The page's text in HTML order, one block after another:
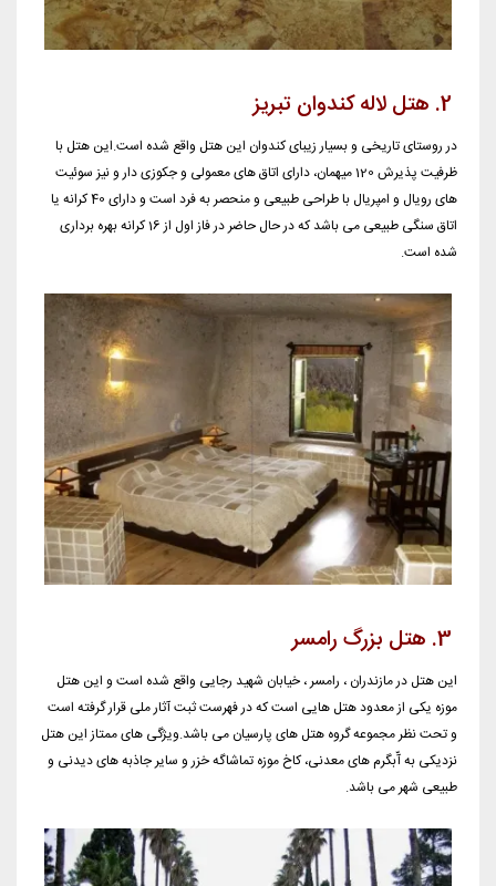
در روستای تاریخی و بسیار زیبای کندوان این هتل واقع شده است.این هتل با
ظرفیت پذیرش 120 میهمان، دارای اتاق های معمولی و جکوزی دار و نیز سوئیت
های رویال و امپریال با طراحی طبیعی و منحصر به فرد است و دارای 40 کرانه یا
اتاق سنگی طبیعی می باشد که در حال حاضر در فاز اول از 16 کرانه بهره برداری
شده است.
این هتل در مازندران ، رامسر ، خیابان شهید رجایی واقع شده است و این هتل
موزه یکی از معدود هتل هایی است که در فهرست ثبت آثار ملی قرار گرفته است
و تحت نظر مجموعه گروه هتل های پارسیان می باشد.ویژگی های ممتاز این هتل
نزدیکی به آّبگرم های معدنی، کاخ موزه تماشاگه خزر و سایر جاذبه های دیدنی و
طبیعی شهر می باشد.